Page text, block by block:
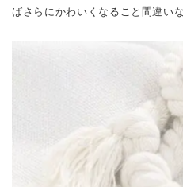
ばさらにかわいくなること間違いな